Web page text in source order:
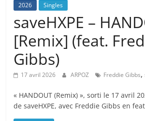
2026 Singles
saveHXPE –
[Remix] (feat.
Gibbs)
17 avril 2026 ARPOZ Freddie Gibbs,
« HANDOUT (Remix) », sorti le 17 avril
de saveHXPE, avec Freddie Gibbs en